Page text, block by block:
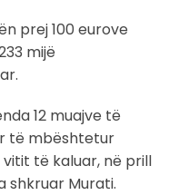
prej 100 eurove
mijë
12 muajve të
të mbështetur
të kaluar, në prill
shkruar Murati.